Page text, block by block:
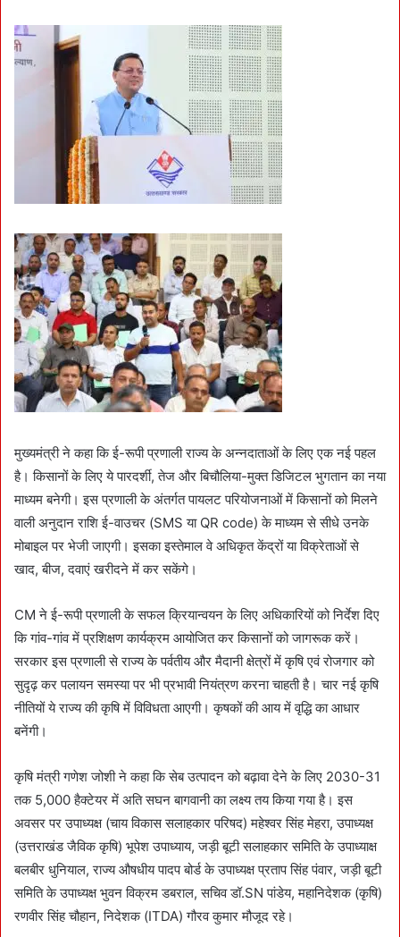
मुख्यमंत्री ने कहा कि ई-रूपी प्रणाली राज्य के अन्नदाताओं के लिए एक नई पहल
है। किसानों के लिए ये पारदर्शी, तेज और बिचौलिया-मुक्त डिजिटल भुगतान का नया
माध्यम बनेगी। इस प्रणाली के अंतर्गत पायलट परियोजनाओं में किसानों को मिलने
वाली अनुदान राशि ई-वाउचर (SMS या QR code) के माध्यम से सीधे उनके
मोबाइल पर भेजी जाएगी। इसका इस्तेमाल वे अधिकृत केंद्रों या विक्रेताओं से
खाद, बीज, दवाएं खरीदने में कर सकेंगे।
CM ने ई-रूपी प्रणाली के सफल क्रियान्वयन के लिए अधिकारियों को निर्देश दिए
कि गांव-गांव में प्रशिक्षण कार्यक्रम आयोजित कर किसानों को जागरूक करें।
सरकार इस प्रणाली से राज्य के पर्वतीय और मैदानी क्षेत्रों में कृषि एवं रोजगार को
सुदृढ़ कर पलायन समस्या पर भी प्रभावी नियंत्रण करना चाहती है। चार नई कृषि
नीतियों ये राज्य की कृषि में विविधता आएगी। कृषकों की आय में वृद्धि का आधार
बनेंगी।
कृषि मंत्री गणेश जोशी ने कहा कि सेब उत्पादन को बढ़ावा देने के लिए 2030-31
तक 5,000 हैक्टेयर में अति सघन बागवानी का लक्ष्य तय किया गया है। इस
अवसर पर उपाध्यक्ष (चाय विकास सलाहकार परिषद) महेश्वर सिंह मेहरा, उपाध्यक्ष
(उत्तराखंड जैविक कृषि) भूपेश उपाध्याय, जड़ी बूटी सलाहकार समिति के उपाध्याक्ष
बलबीर धुनियाल, राज्य औषधीय पादप बोर्ड के उपाध्यक्ष प्रताप सिंह पंवार, जड़ी बूटी
समिति के उपाध्यक्ष भुवन विक्रम डबराल, सचिव डॉ.SN पांडेय, महानिदेशक (कृषि)
रणवीर सिंह चौहान, निदेशक (ITDA) गौरव कुमार मौजूद रहे।